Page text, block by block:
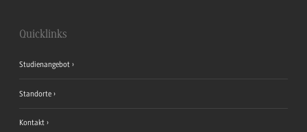
Quicklinks
Studienangebot
Standorte
Kontakt